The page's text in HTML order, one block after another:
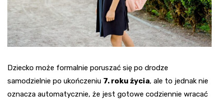
Dziecko może formalnie poruszać się po drodze
samodzielnie po ukończeniu 7. roku życia, ale to jednak nie
oznacza automatycznie, że jest gotowe codziennie wracać